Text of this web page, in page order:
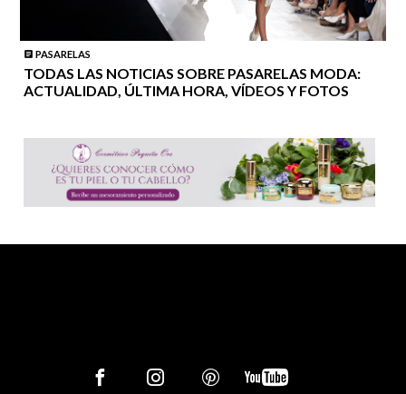
PASARELAS
TODAS LAS NOTICIAS SOBRE PASARELAS MODA:
ACTUALIDAD, ÚLTIMA HORA, VÍDEOS Y FOTOS